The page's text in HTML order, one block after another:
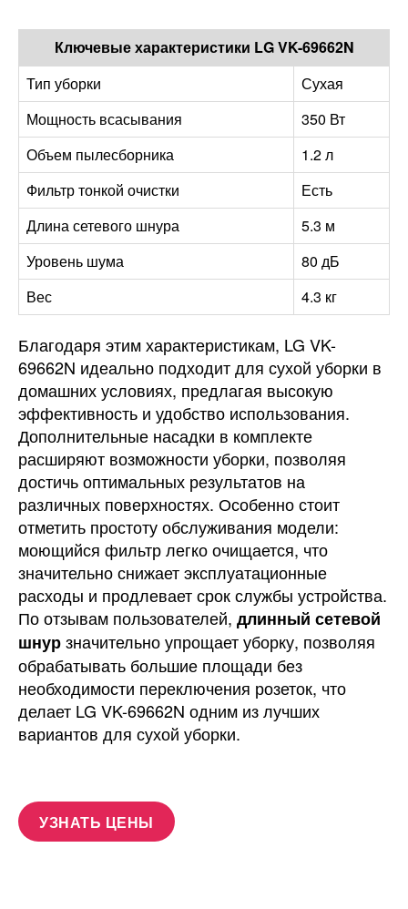
Ключевые характеристики LG VK-69662N
Тип уборки
Сухая
Мощность всасывания
350 Вт
Объем пылесборника
1.2 л
Фильтр тонкой очистки
Есть
Длина сетевого шнура
5.3 м
Уровень шума
80 дБ
Вес
4.3 кг
Благодаря этим характеристикам, LG VK-
69662N идеально подходит для сухой уборки в
домашних условиях, предлагая высокую
эффективность и удобство использования.
Дополнительные насадки в комплекте
расширяют возможности уборки, позволяя
достичь оптимальных результатов на
различных поверхностях. Особенно стоит
отметить простоту обслуживания модели:
моющийся фильтр легко очищается, что
значительно снижает эксплуатационные
расходы и продлевает срок службы устройства.
По отзывам пользователей, длинный сетевой
шнурзначительно упрощает уборку, позволяя
обрабатывать большие площади без
необходимости переключения розеток, что
делает LG VK-69662N одним из лучших
вариантов для сухой уборки.
УЗНАТЬ ЦЕНЫ